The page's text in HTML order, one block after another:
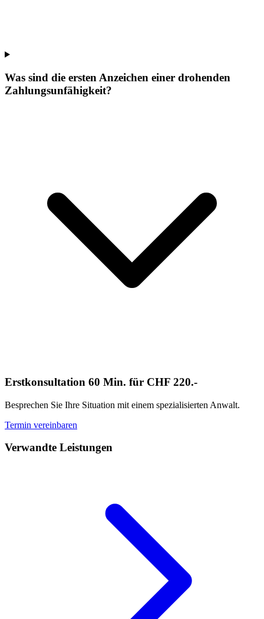
Was sind die ersten Anzeichen einer drohenden
Zahlungsunfähigkeit?
Erstkonsultation 60 Min. für CHF 220.-
Besprechen Sie Ihre Situation mit einem spezialisierten Anwalt.
Termin vereinbaren
Verwandte Leistungen